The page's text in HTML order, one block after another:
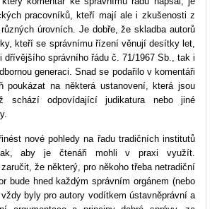
pracovníků, kteří mají ale i zkušenosti z
úrovních. Je dobře, že skladba autorů
kteří se správnímu řízení věnují desítky let,
dřívějšího správního řádu č. 71/1967 Sb., tak i
generaci. Snad se podařilo v komentáři
poukázat na některá ustanovení, která jsou
schází odpovídající judikatura nebo jiné
nové pohledy na řadu tradičních institutů
aby je čtenáři mohli v praxi využít.
že některý, pro někoho třeba netradiční
bude hned každým správním orgánem (nebo
byly pro autory vodítkem ústavněprávní a